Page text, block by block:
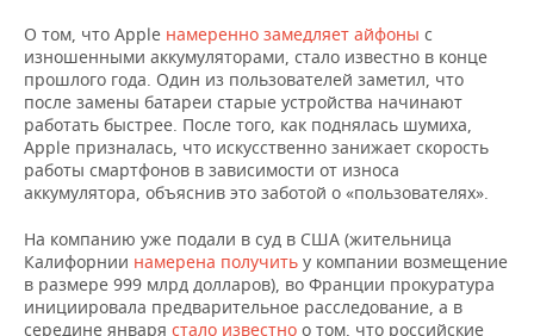
О том, что Apple намеренно замедляет айфоны с
изношенными аккумуляторами, стало известно в конце
прошлого года. Один из пользователей заметил, что
после замены батареи старые устройства начинают
работать быстрее. После того, как поднялась шумиха,
Apple призналась, что искусственно занижает скорость
работы смартфонов в зависимости от износа
аккумулятора, объяснив это заботой о «пользователях».
На компанию уже подали в суд в США (жительница
Калифорнии намерена получить у компании возмещение
в размере 999 млрд долларов), во Франции прокуратура
инициировала предварительное расследование, а в
середине января стало известно о том, что российские